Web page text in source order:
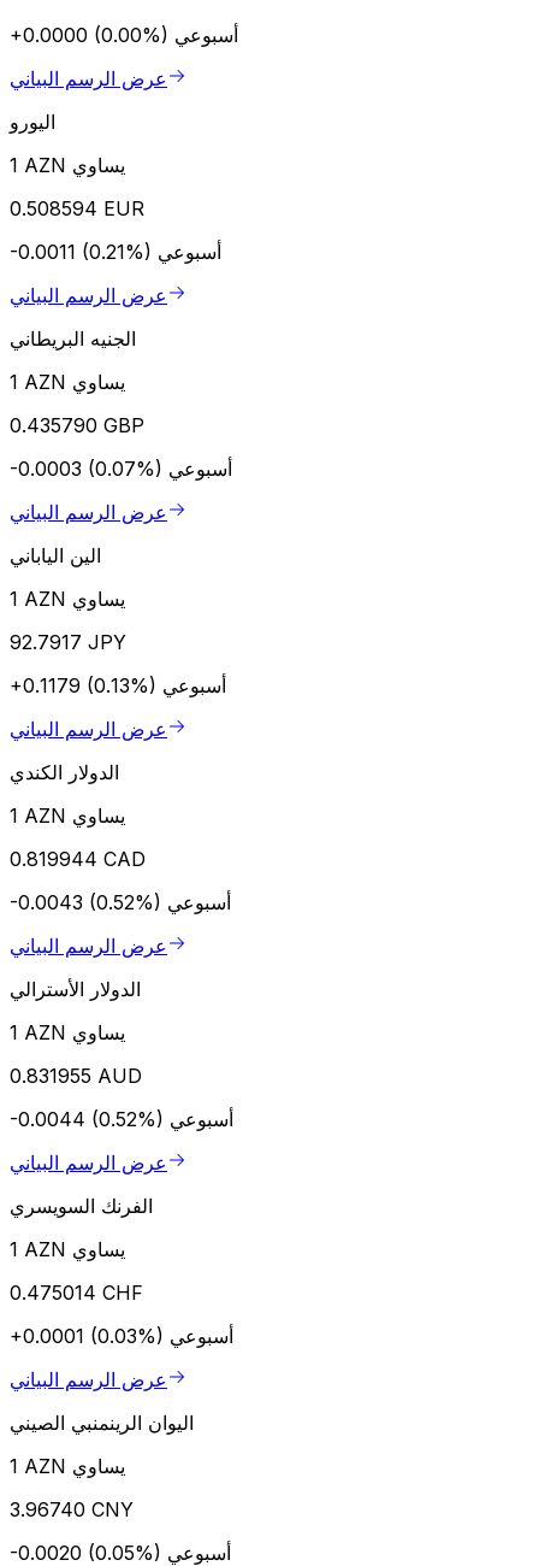
+0.0000 (0.00%) أسبوعي
عرض الرسم البياني
اليورو
1 AZN يساوي
0.508594 EUR
-0.0011 (0.21%) أسبوعي
عرض الرسم البياني
الجنيه البريطاني
1 AZN يساوي
0.435790 GBP
-0.0003 (0.07%) أسبوعي
عرض الرسم البياني
الين الياباني
1 AZN يساوي
92.7917 JPY
+0.1179 (0.13%) أسبوعي
عرض الرسم البياني
الدولار الكندي
1 AZN يساوي
0.819944 CAD
-0.0043 (0.52%) أسبوعي
عرض الرسم البياني
الدولار الأسترالي
1 AZN يساوي
0.831955 AUD
-0.0044 (0.52%) أسبوعي
عرض الرسم البياني
الفرنك السويسري
1 AZN يساوي
0.475014 CHF
+0.0001 (0.03%) أسبوعي
عرض الرسم البياني
اليوان الرينمنبي الصيني
1 AZN يساوي
3.96740 CNY
-0.0020 (0.05%) أسبوعي